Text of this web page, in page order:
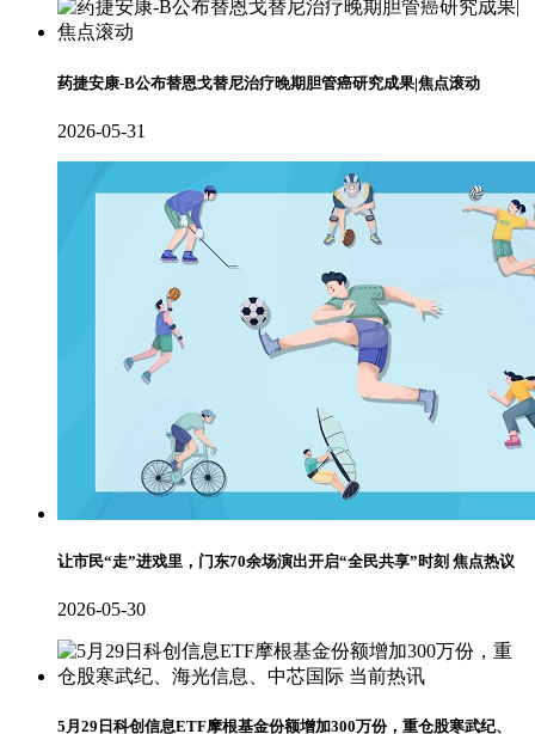
药捷安康-B公布替恩戈替尼治疗晚期胆管癌研究成果|焦点滚动
2026-05-31
让市民“走”进戏里，门东70余场演出开启“全民共享”时刻 焦点热议
2026-05-30
5月29日科创信息ETF摩根基金份额增加300万份，重仓股寒武纪、